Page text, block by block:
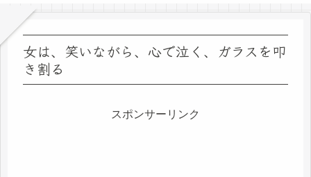
女は、笑いながら、心で泣く、ガラスを叩
き割る
スポンサーリンク